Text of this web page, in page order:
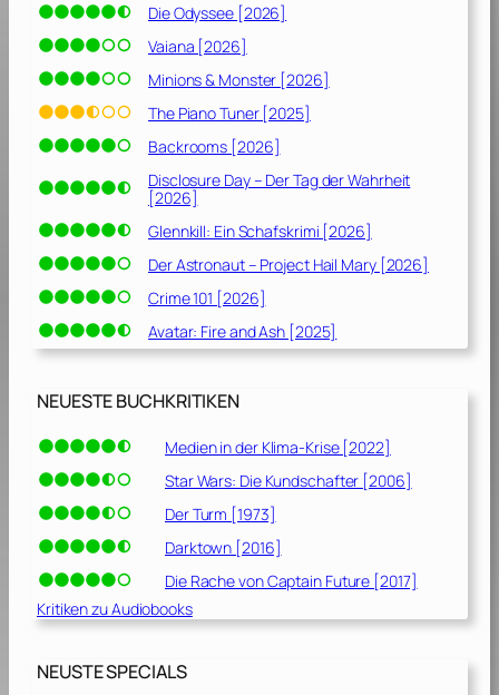
Die Odyssee [2026]
Vaiana [2026]
Minions & Monster [2026]
The Piano Tuner [2025]
Backrooms [2026]
Disclosure Day – Der Tag der Wahrheit
[2026]
Glennkill: Ein Schafskrimi [2026]
Der Astronaut – Project Hail Mary [2026]
Crime 101 [2026]
Avatar: Fire and Ash [2025]
NEUESTE BUCHKRITIKEN
Medien in der Klima-Krise [2022]
Star Wars: Die Kundschafter [2006]
Der Turm [1973]
Darktown [2016]
Die Rache von Captain Future [2017]
Kritiken zu Audiobooks
NEUSTE SPECIALS